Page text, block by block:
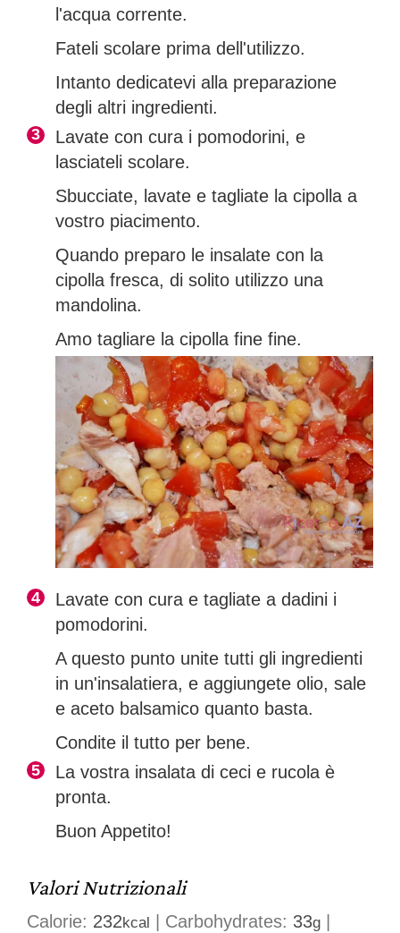
l'acqua corrente.
Fateli scolare prima dell'utilizzo.
Intanto dedicatevi alla preparazione
degli altri ingredienti.
Lavate con cura i pomodorini, e
lasciateli scolare.
Sbucciate, lavate e tagliate la cipolla a
vostro piacimento.
Quando preparo le insalate con la
cipolla fresca, di solito utilizzo una
mandolina.
Amo tagliare la cipolla fine fine.
Lavate con cura e tagliate a dadini i
pomodorini.
A questo punto unite tutti gli ingredienti
in un'insalatiera, e aggiungete olio, sale
e aceto balsamico quanto basta.
Condite il tutto per bene.
La vostra insalata di ceci e rucola è
pronta.
Buon Appetito!
Valori Nutrizionali
Calorie: 232kcal Carbohydrates: 33g